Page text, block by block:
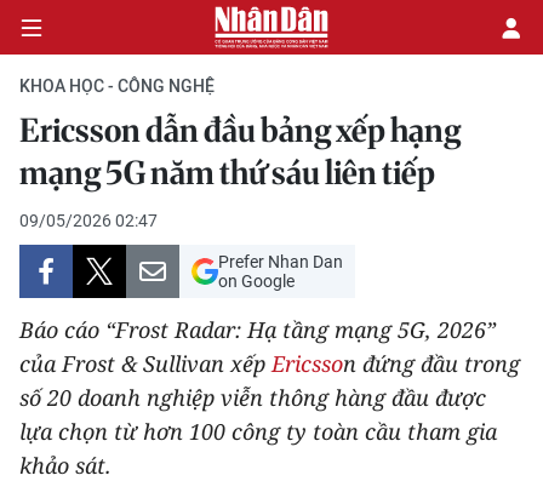
CHÍNH TRỊ
KINH TẾ
VĂN HÓA
XÃ HỘI
PHÁP LUẬT
DU LỊCH
KHOA HỌC - CÔNG NGHỆ
Ericsson dẫn đầu bảng xếp hạng
mạng 5G năm thứ sáu liên tiếp
09/05/2026 02:47
Prefer Nhan Dan
on Google
Báo cáo “Frost Radar: Hạ tầng mạng 5G, 2026”
của Frost & Sullivan xếpEricsson đứng đầu trong
số 20 doanh nghiệp viễn thông hàng đầu được
lựa chọn từ hơn 100 công ty toàn cầu tham gia
khảo sát.